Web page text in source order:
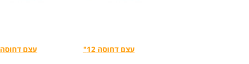
עצם דחוסה 12" עצם דחוסה 10"